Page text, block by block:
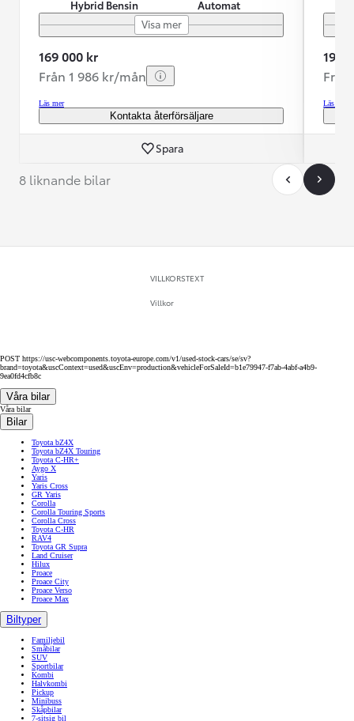
Hybrid Bensin
Automat
Visa mer
169 000 kr
Från 1 986 kr/mån
Läs mer
Kontakta återförsäljare
Spara
194
Läs mer
8 liknande bilar
VILLKORSTEXT
Villkor
POST https://usc-webcomponents.toyota-europe.com/v1/used-stock-cars/se/sv?
brand=toyota&uscContext=used&uscEnv=production&vehicleForSaleId=b1e79947-f7ab-4abf-a4b9-
9ea0fd4cfb8c
Våra bilar
Våra bilar
Bilar
Toyota bZ4X
Toyota bZ4X Touring
Toyota C-HR+
Aygo X
Yaris
Yaris Cross
GR Yaris
Corolla
Corolla Touring Sports
Corolla Cross
Toyota C-HR
RAV4
Toyota GR Supra
Land Cruiser
Hilux
Proace
Proace City
Proace Verso
Proace Max
Biltyper
Familjebil
Småbilar
SUV
Sportbilar
Kombi
Halvkombi
Pickup
Minibuss
Skåpbilar
7-sitsig bil